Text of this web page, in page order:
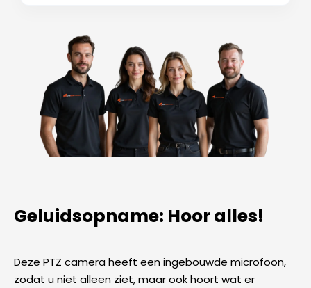
Geluidsopname: Hoor alles!
Deze PTZ camera heeft een ingebouwde microfoon,
zodat u niet alleen ziet, maar ook hoort wat er